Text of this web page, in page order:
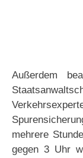
Außerdem
mehrere
gegen 3 Uhr